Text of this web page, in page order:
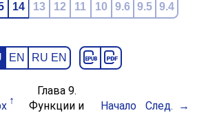
14 13 12 11 10 9.6 9.5 9.4
EN RU EN
Глава 9.
Функции и
Начало След.